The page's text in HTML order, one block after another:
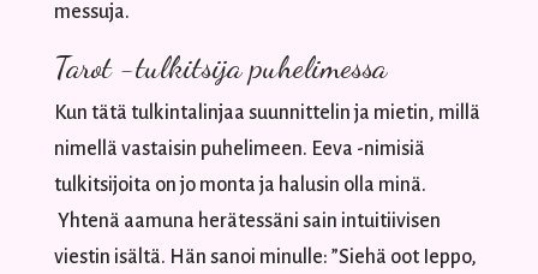
messuja.
Tarot -tulkitsija puhelimessa
Kun tätä tulkintalinjaa suunnittelin ja mietin, millä
nimellä vastaisin puhelimeen. Eeva -nimisiä
tulkitsijoita on jo monta ja halusin olla minä.
Yhtenä aamuna herätessäni sain intuitiivisen
viestin isältä. Hän sanoi minulle: ”Siehä oot Ieppo,